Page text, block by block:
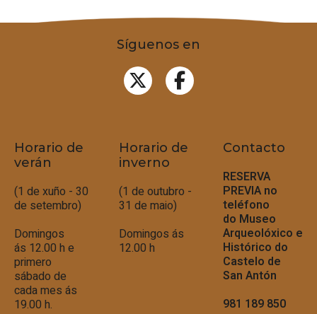
Síguenos en
Horario de
verán
(1 de xuño - 30
de setembro)
Domingos
ás 12.00 h e
primero
sábado de
cada mes ás
19.00 h.
Horario de
inverno
(1 de outubro -
31 de maio)
Domingos ás
12.00 h
Contacto
RESERVA
PREVIA no
teléfono
do Museo
Arqueolóxico e
Histórico do
Castelo de
San Antón
981 189 850